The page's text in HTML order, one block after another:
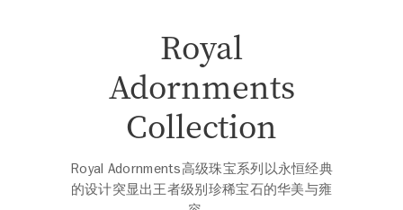
Royal
Adornments
Collection
Royal Adornments高级珠宝系列以永恒经典
的设计突显出王者级别珍稀宝石的华美与雍